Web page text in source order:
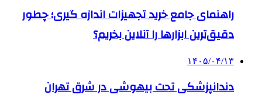
راهنمای جامع خرید تجهیزات اندازه گیری؛ چطور
دقیق‌ترین ابزارها را آنلاین بخریم؟
۱۴۰۵/۰۴/۱۳
دندانپزشکی تحت بیهوشی در شرق تهران